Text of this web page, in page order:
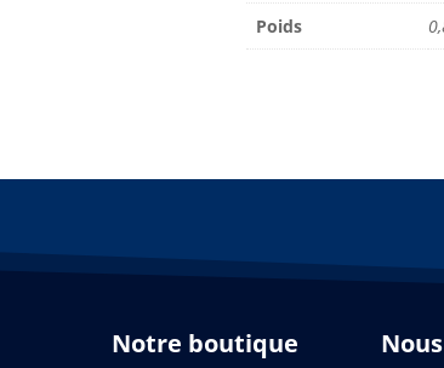
Poids
Notre boutique